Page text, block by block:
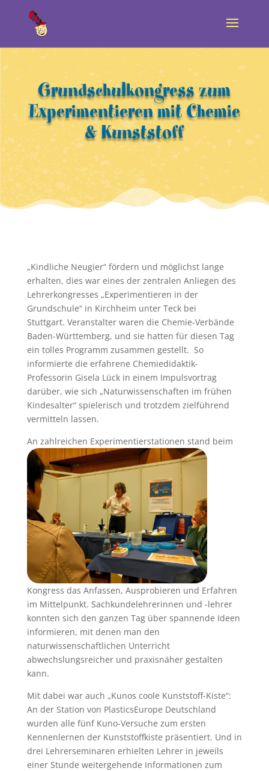
Grundschulkongress zum
Experimentieren mit Chemie
& Kunststoff
„Kindliche Neugier“ fördern und möglichst lange
erhalten, dies war eines der zentralen Anliegen des
Lehrerkongresses „Experimentieren in der
Grundschule“ in Kirchheim unter Teck bei
Stuttgart. Veranstalter waren die Chemie-Verbände
Baden-Württemberg, und sie hatten für diesen Tag
ein tolles Programm zusammen gestellt. So
informierte die erfahrene Chemiedidaktik-
Professorin Gisela Lück in einem Impulsvortrag
darüber, wie sich „Naturwissenschaften im frühen
Kindesalter“ spielerisch und trotzdem zielführend
vermitteln lassen.
An zahlreichen Experimentierstationen stand beim
Kongress das Anfassen, Ausprobieren und Erfahren
im Mittelpunkt. Sachkundelehrerinnen und -lehrer
konnten sich den ganzen Tag über spannende Ideen
informieren, mit denen man den
naturwissenschaftlichen Unterricht
abwechslungsreicher und praxisnäher gestalten
kann.
Mit dabei war auch „Kunos coole Kunststoff-Kiste“:
An der Station von PlasticsEurope Deutschland
wurden alle fünf Kuno-Versuche zum ersten
Kennenlernen der Kunststoffkiste präsentiert. Und in
drei Lehrerseminaren erhielten Lehrer in jeweils
einer Stunde weitergehende Informationen zum